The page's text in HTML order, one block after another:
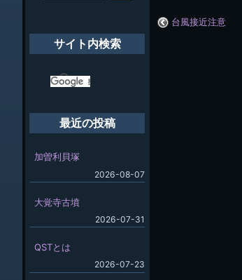
台風接近注意
サイト内検索
最近の投稿
加曽利貝塚
2026-08-07
大覚寺古墳
2026-07-31
QSTとは
2026-07-23